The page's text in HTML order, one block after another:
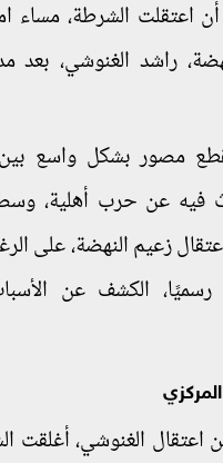
اعتقلت الشرطة، مساء
راشد الغنوشي، بعد
مصور بشكل واسع بين
فيه عن حرب أهلية،
زعيم النهضة، على
الكشف عن
الغنوشي، أغلقت